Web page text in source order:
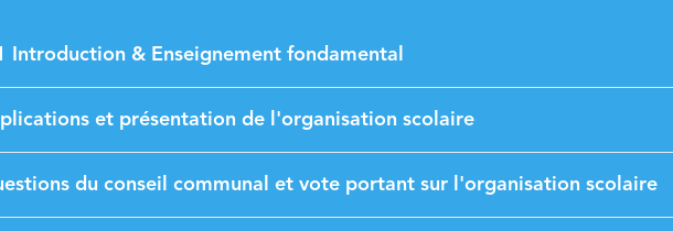
Introduction & Enseignement fondamental
et présentation de l'organisation scolaire
du conseil communal et vote portant sur l'organisation scolaire